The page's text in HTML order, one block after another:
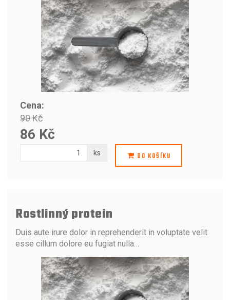
Cena:
90 Kč
86 Kč
ks DO KOŠÍKU
Rostlinný protein
Duis aute irure dolor in reprehenderit in voluptate velit
esse cillum dolore eu fugiat nulla…